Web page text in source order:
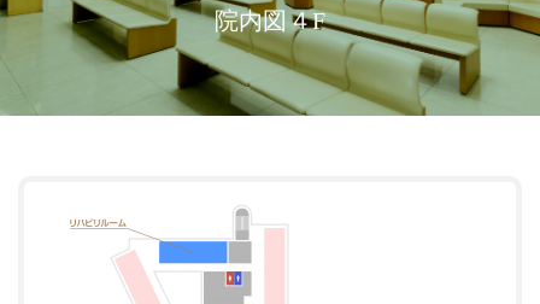
院内図４F